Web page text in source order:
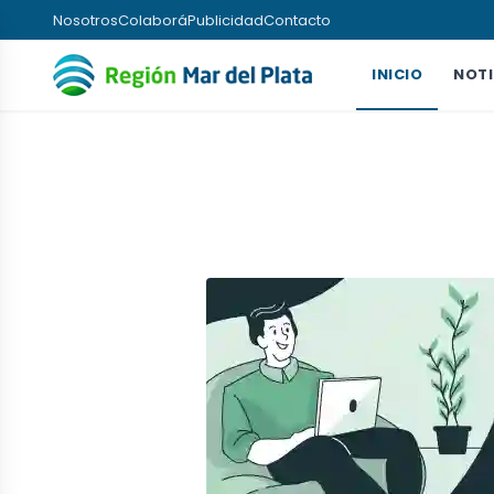
NosotrosColaboráPublicidadContacto
INICIO